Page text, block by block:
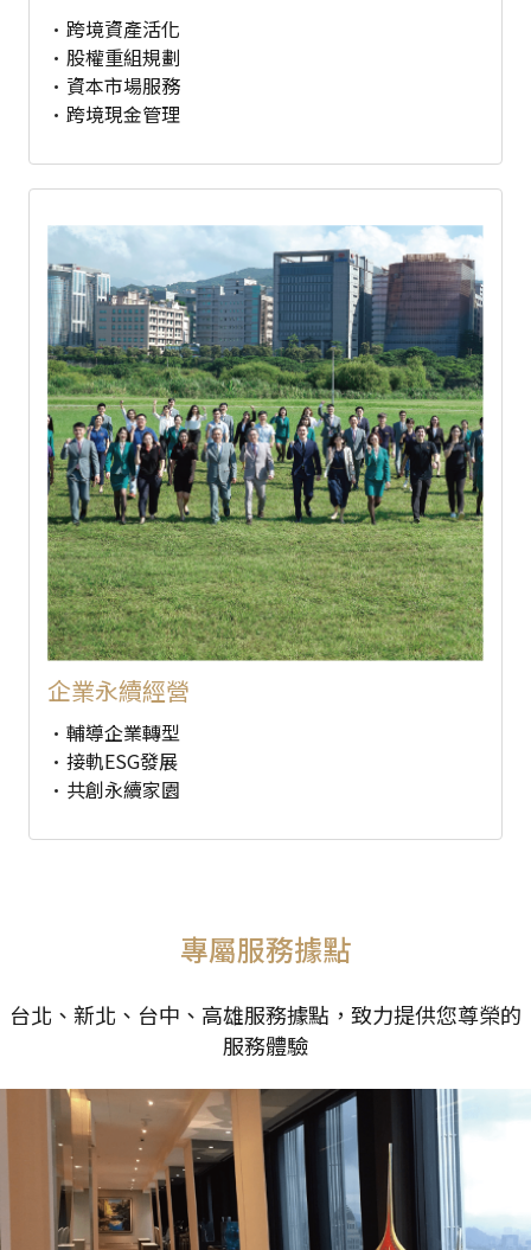
跨境資產活化
股權重組規劃
資本市場服務
跨境現金管理
企業永續經營
輔導企業轉型
接軌ESG發展
共創永續家園
專屬服務據點
台北、新北、台中、高雄服務據點，致力提供您尊榮的
服務體驗